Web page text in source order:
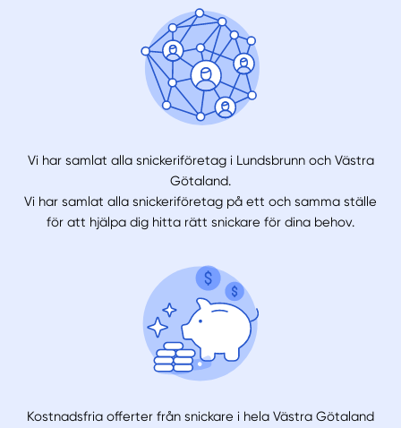
Vi har samlat alla snickeriföretag i Lundsbrunn och Västra
Götaland.
Vi har samlat alla snickeriföretag på ett och samma ställe
för att hjälpa dig hitta rätt snickare för dina behov.
Kostnadsfria offerter från snickare i hela Västra Götaland